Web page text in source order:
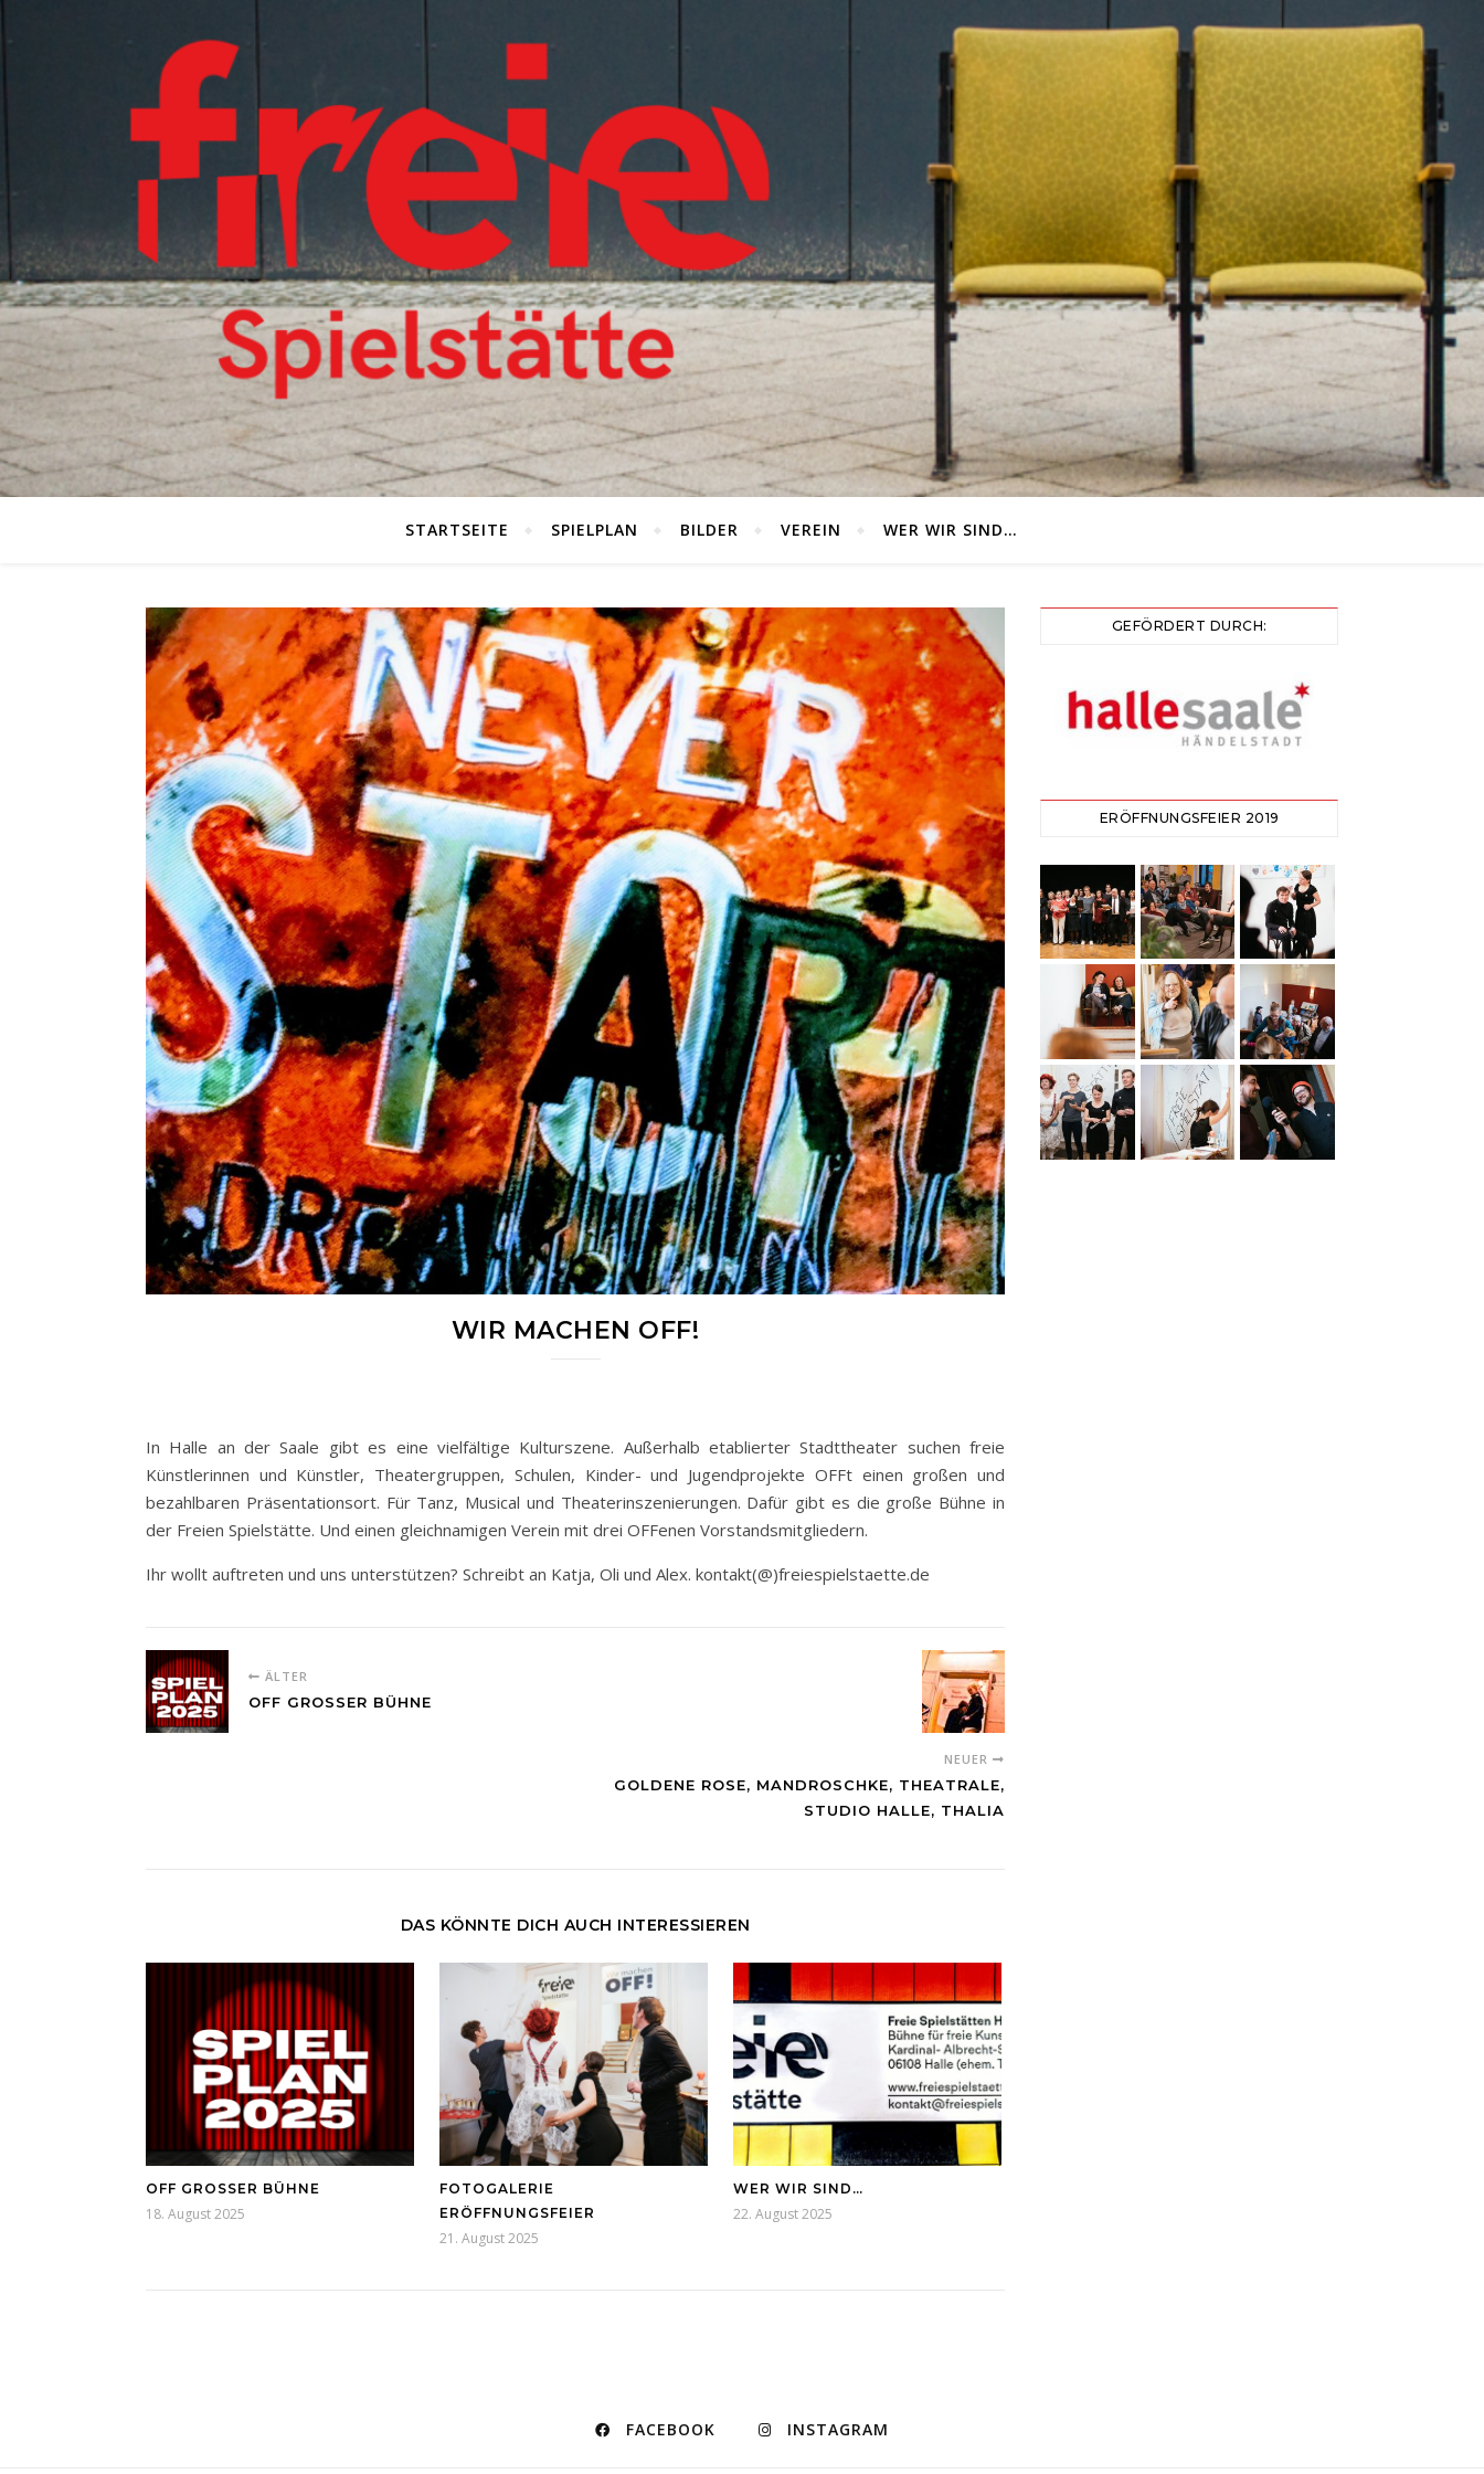
STARTSEITE SPIELPLAN BILDER VEREIN WER WIR SIND…
WIR MACHEN OFF!
In Halle an der Saale gibt es eine vielfältige Kulturszene. Außerhalb etablierter Stadttheater suchen freie
Künstlerinnen und Künstler, Theatergruppen, Schulen, Kinder- und Jugendprojekte OFFt einen großen und
bezahlbaren Präsentationsort. Für Tanz, Musical und Theaterinszenierungen. Dafür gibt es die große Bühne in
der Freien Spielstätte. Und einen gleichnamigen Verein mit drei OFFenen Vorstandsmitgliedern.
Ihr wollt auftreten und uns unterstützen? Schreibt an Katja, Oli und Alex. kontakt(@)freiespielstaette.de
ÄLTER
OFF GROSSER BÜHNE
NEUER
GOLDENE ROSE, MANDROSCHKE, THEATRALE,
STUDIO HALLE, THALIA
DAS KÖNNTE DICH AUCH INTERESSIEREN
OFF GROSSER BÜHNE
18. August 2025
FOTOGALERIE
ERÖFFNUNGSFEIER
21. August 2025
WER WIR SIND…
22. August 2025
GEFÖRDERT DURCH:
ERÖFFNUNGSFEIER 2019
FACEBOOK INSTAGRAM